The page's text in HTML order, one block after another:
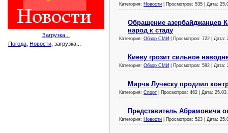
Загрузка...
Погода Новости , загрузка...
Категория: Новости | Просмотров: 535 | Дата:
Обращение азербайджанцев
народ к стаду
Категория: Обзор СМИ | Просмотров: 722 | Дата:
Киеву грозит сильное
Категория: Обзор СМИ | Просмотров: 582 | Дата:
Мирча Луческу продлил
Категория: Спорт | Просмотров: 462 | Дата:
Представитель Абрамовича
Категория: Новости | Просмотров: 523 | Дата: